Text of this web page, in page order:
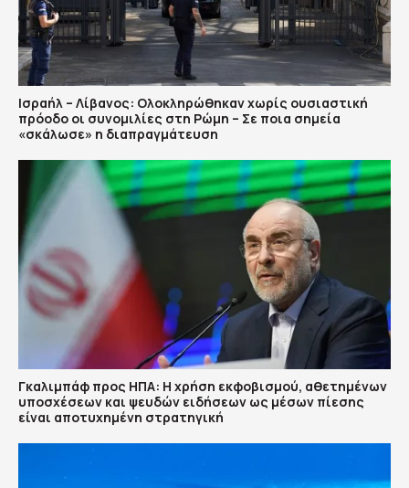
Ισραήλ – Λίβανος: Ολοκληρώθηκαν χωρίς ουσιαστική
πρόοδο οι συνομιλίες στη Ρώμη – Σε ποια σημεία
«σκάλωσε» η διαπραγμάτευση
Γκαλιμπάφ προς ΗΠΑ: Η χρήση εκφοβισμού, αθετημένων
υποσχέσεων και ψευδών ειδήσεων ως μέσων πίεσης
είναι αποτυχημένη στρατηγική